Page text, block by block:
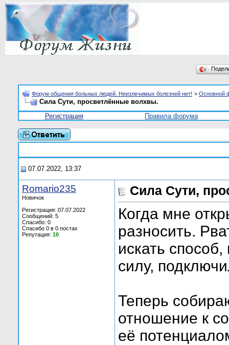
Форум общения больных людей. Неизлечимых болезней нет! > Основной
Сила Сути, просветлённые волхвы.
Регистрация
Правила форума
07.07.2022, 13:37
Romario235
Новичок
Регистрация: 07.07.2022
Сообщений: 5
Спасибо: 0
Спасибо 0 в 0 постах
Репутация: 10
Сила Сути,
Когда мне
разносить.
искать
силу,
Теперь
отношение к
её